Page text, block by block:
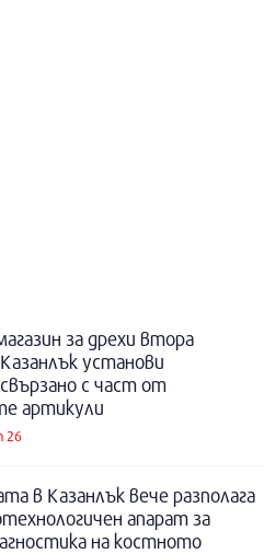
за дрехи втора
установи
с част от
артикули
26
в Казанлък вече разполага
апарат за
на костното